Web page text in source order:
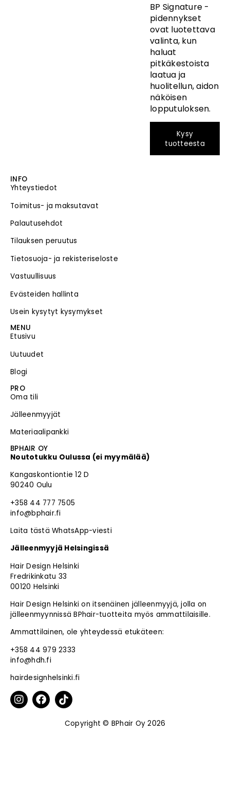
BP Signature -
pidennykset
ovat luotettava
valinta, kun
haluat
pitkäkestoista
laatua ja
huolitellun, aidon
näköisen
lopputuloksen.
Kysy
tuotteesta
INFO
Yhteystiedot
Toimitus- ja maksutavat
Palautusehdot
Tilauksen peruutus
Tietosuoja- ja rekisteriseloste
Vastuullisuus
Evästeiden hallinta
Usein kysytyt kysymykset
MENU
Etusivu
Uutuudet
Blogi
PRO
Oma tili
Jälleenmyyjät
Materiaalipankki
BPHAIR OY
Noutotukku Oulussa (ei myymälää)
Kangaskontiontie 12 D
90240 Oulu
+358 44 777 7505
info@bphair.fi
Laita tästä WhatsApp-viesti
Jälleenmyyjä Helsingissä
Hair Design Helsinki
Fredrikinkatu 33
00120 Helsinki
Hair Design Helsinki on itsenäinen jälleenmyyjä, jolla on
jälleenmyynnissä BPhair-tuotteita myös ammattilaisille.
Ammattilainen, ole yhteydessä etukäteen:
+358 44 979 2333
info@hdh.fi
hairdesignhelsinki.fi
Copyright © BPhair Oy 2026